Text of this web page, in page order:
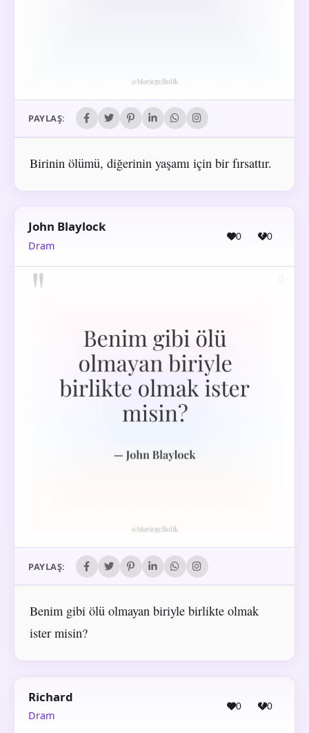
PAYLAŞ:
Birinin ölümü, diğerinin yaşamı için bir fırsattır.
John Blaylock
Dram
0 0
PAYLAŞ:
Benim gibi ölü olmayan biriyle birlikte olmak
ister misin?
Richard
Dram
0 0